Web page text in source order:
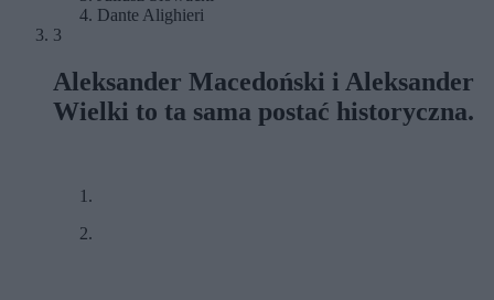
Dante Alighieri
3
Aleksander Macedoński i Aleksander
Wielki to ta sama postać historyczna.